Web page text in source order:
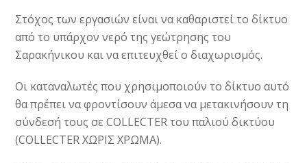
Στόχος των εργασιών είναι να καθαριστεί το δίκτυο
από το υπάρχον νερό της γεώτρησης του
Σαρακήνικου και να επιτευχθεί ο διαχωρισμός.
Οι καταναλωτές που χρησιμοποιούν το δίκτυο αυτό
θα πρέπει να φροντίσουν άμεσα να μετακινήσουν τη
σύνδεσή τους σε COLLECTER του παλιού δικτύου
(COLLECTER ΧΩΡΙΣ ΧΡΩΜΑ).